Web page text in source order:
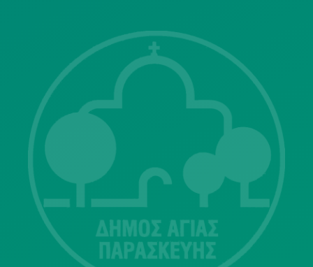
Λ. Μεσογείων 415-417 Τ.Κ.15343
Αγία Παρασκευή
213 2004500
dimos@agiaparaskevi.gr